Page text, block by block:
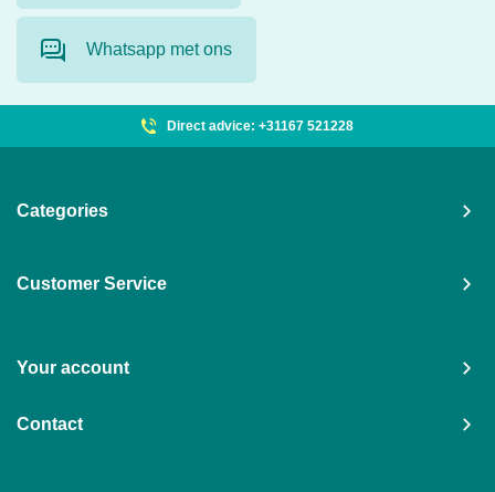
Whatsapp met ons
Direct advice: +31167 521228
Categories
Customer Service
Your account
Contact